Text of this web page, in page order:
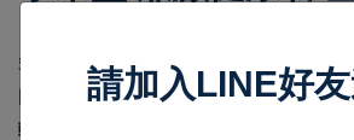
美食中心/綜合報導 隨著企業對員
的重視程度提升，會議桌上的茶點
轉變。過去以精緻
請加入LINE好